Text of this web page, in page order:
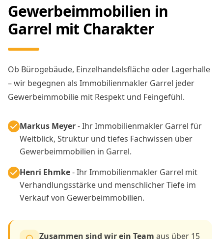
Gewerbeimmobilien in
Garrel mit Charakter
Ob Bürogebäude, Einzelhandelsfläche oder Lagerhalle
– wir begegnen als Immobilienmakler Garrel jeder
Gewerbeimmobilie mit Respekt und Feingefühl.
Markus Meyer- Ihr Immobilienmakler Garrel für
Weitblick, Struktur und tiefes Fachwissen über
Gewerbeimmobilien in Garrel.
Henri Ehmke- Ihr Immobilienmakler Garrel mit
Verhandlungsstärke und menschlicher Tiefe im
Verkauf von Gewerbeimmobilien.
Zusammen sind wir ein Team aus über 15